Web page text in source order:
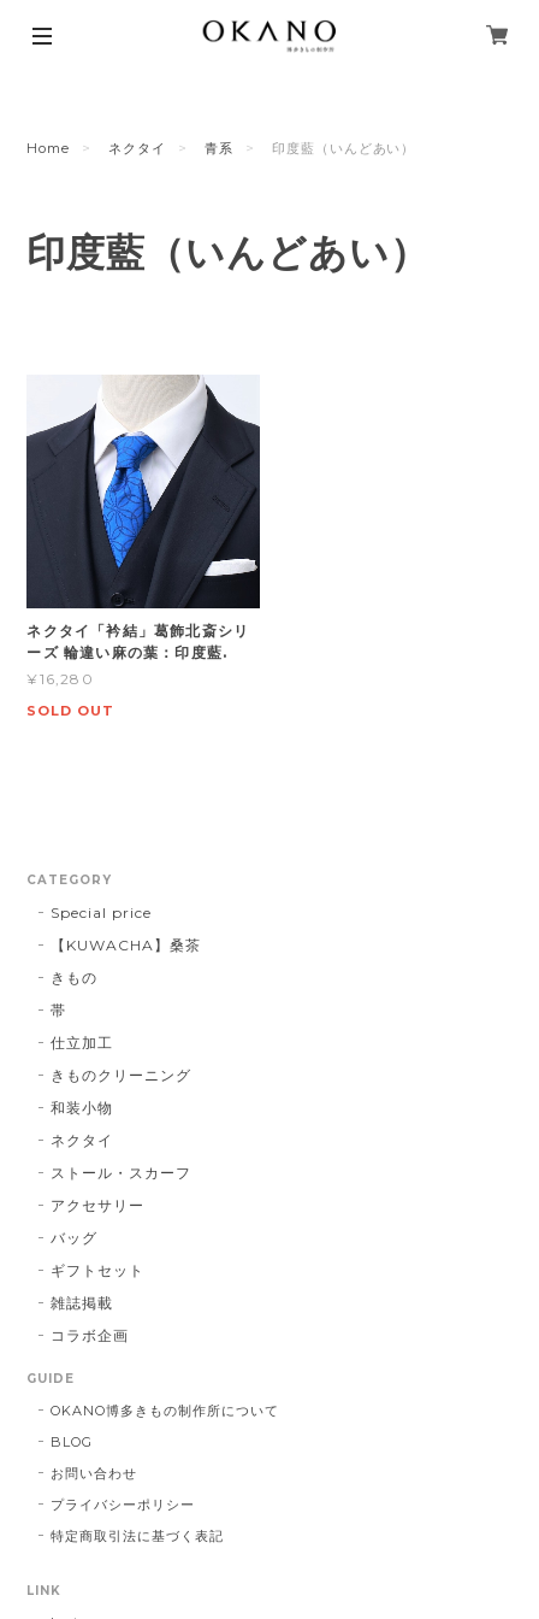
Home ネクタイ 青系 印度藍（いんどあい）
印度藍（いんどあい）
ネクタイ「衿結」葛飾北斎シリ
ーズ 輪違い麻の葉：印度藍.
¥16,280
SOLD OUT
CATEGORY
Special price
【KUWACHA】桑茶
きもの
帯
仕立加工
きものクリーニング
和装小物
ネクタイ
ストール・スカーフ
アクセサリー
バッグ
ギフトセット
雑誌掲載
コラボ企画
GUIDE
OKANO博多きもの制作所について
BLOG
お問い合わせ
プライバシーポリシー
特定商取引法に基づく表記
LINK